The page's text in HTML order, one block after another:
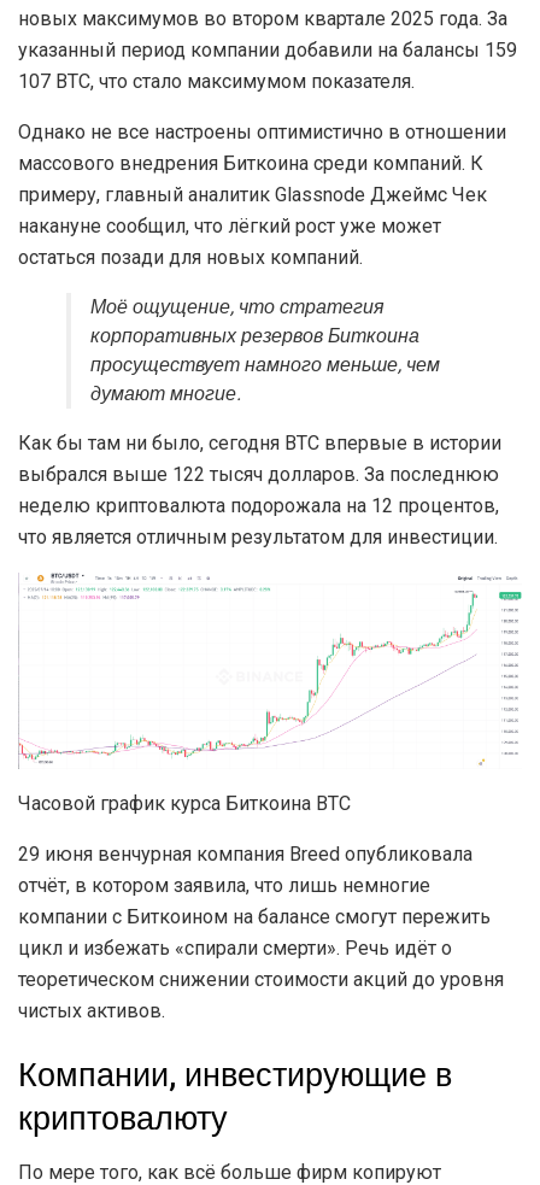
новых максимумов во втором квартале 2025 года. За
указанный период компании добавили на балансы 159
107 BTC, что стало максимумом показателя.
Однако не все настроены оптимистично в отношении
массового внедрения Биткоина среди компаний. К
примеру, главный аналитик Glassnode Джеймс Чек
накануне сообщил, что лёгкий рост уже может
остаться позади для новых компаний.
Моё ощущение, что стратегия
корпоративных резервов Биткоина
просуществует намного меньше, чем
думают многие.
Как бы там ни было, сегодня BTC впервые в истории
выбрался выше 122 тысяч долларов. За последнюю
неделю криптовалюта подорожала на 12 процентов,
что является отличным результатом для инвестиции.
Часовой график курса Биткоина BTC
29 июня венчурная компания Breed опубликовала
отчёт, в котором заявила, что лишь немногие
компании с Биткоином на балансе смогут пережить
цикл и избежать «спирали смерти». Речь идёт о
теоретическом снижении стоимости акций до уровня
чистых активов.
Компании, инвестирующие в
криптовалюту
По мере того, как всё больше фирм копируют